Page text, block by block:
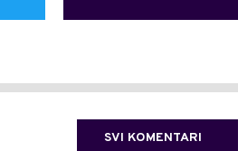
SVI KOMENTARI